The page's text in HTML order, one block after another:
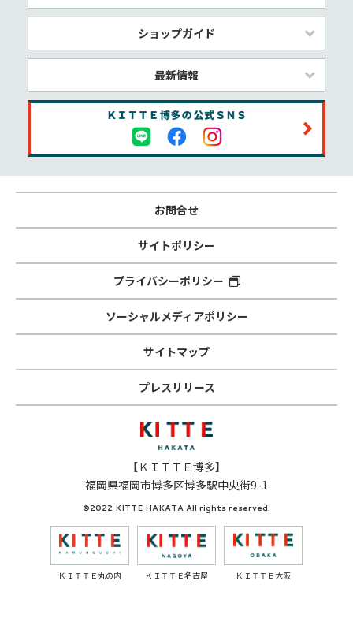
ショップガイド
最新情報
お問合せ
サイトポリシー
プライバシーポリシー
ソーシャルメディアポリシー
サイトマップ
プレスリリース
【ＫＩＴＴＥ博多】
福岡県福岡市博多区博多駅中央街9-1
©2022 KITTE HAKATA All rights reserved.
ＫＩＴＴＥ丸の内 ＫＩＴＴＥ名古屋 ＫＩＴＴＥ大阪